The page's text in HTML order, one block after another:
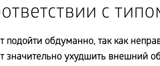
с
подойти обдуманно, так как
ухудшить внешний